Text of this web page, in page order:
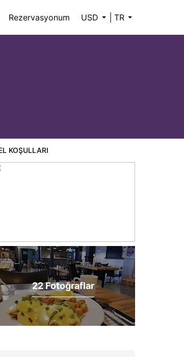
Rezervasyonum USD TR
KOŞULLARI
22 Fotoğraflar